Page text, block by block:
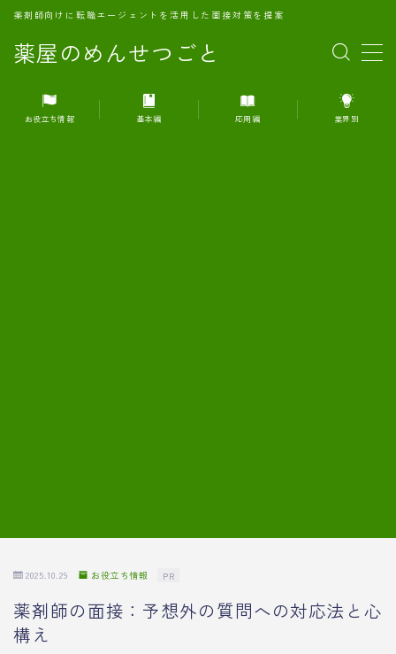
薬屋のめんせつごと
薬剤師向けに転職エージェントを活用した面接対策を提案
MENU
1.転職エージェントとは何か？
お役立ち情報 基本編 応用編 業界別
2025.10.29 お役立ち情報 PR
薬剤師の面接：予想外の質問への対応法と心
構え